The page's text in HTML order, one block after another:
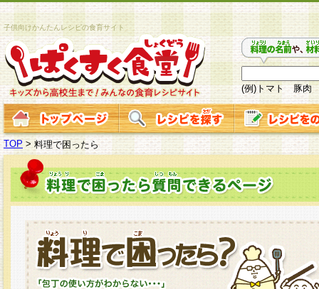
子供向けかんたんレシピの食育サイト
(例)トマト 豚肉
TOP >料理で困ったら